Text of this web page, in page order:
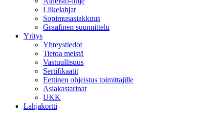
Liikelahjat
Sopimusasiakkuus
Graafinen suunnittelu
Yritys
Yhteystiedot
Tietoa meistä
Vastuullisuus
Sertifikaatit
Eettinen ohjeistus toimittajille
Asiakastarinat
UKK
Lahjakortti